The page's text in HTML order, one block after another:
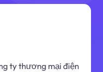
ty thương mại điện